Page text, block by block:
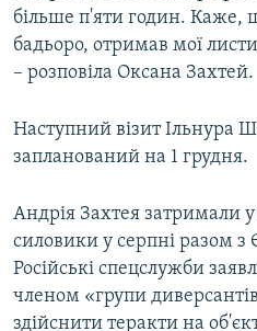
ІНФОГРАФІКА
ДОЛУЧАЙСЯ!
Усі сайти RFE/RL
більше п'яти годин. Каже,
бадьоро, отримав мої
– розповіла Оксана Захтей.
Наступний візит Ільнура
запланований на 1 грудня.
Андрія Захтея затримали
силовики у серпні разом
Російські спецслужби
членом «групи
здійснити теракти на